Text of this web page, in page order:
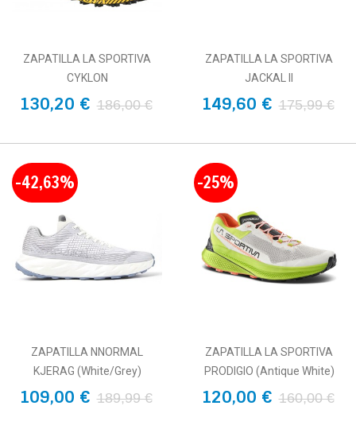
ZAPATILLA LA SPORTIVA
CYKLON
130,20 € 186,00 €
ZAPATILLA LA SPORTIVA
JACKAL II
149,60 € 175,99 €
-42,63%
ZAPATILLA NNORMAL
KJERAG (White/Grey)
109,00 € 189,99 €
-25%
ZAPATILLA LA SPORTIVA
PRODIGIO (Antique White)
120,00 € 160,00 €